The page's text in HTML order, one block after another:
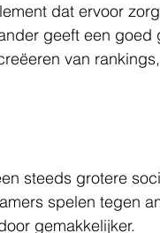
dat ervoor
geeft een goed
van
steeds grotere
spelen tegen
gemakkelijker.